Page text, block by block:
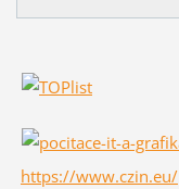
https://www.czin.eu/